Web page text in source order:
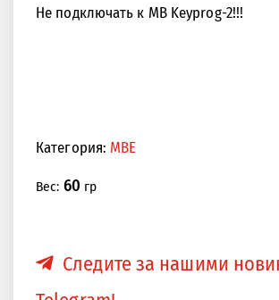
Не подключать к MB Keyprog-2!!!
Категория: MBE
Вес: 60 гр
Следите за нашими